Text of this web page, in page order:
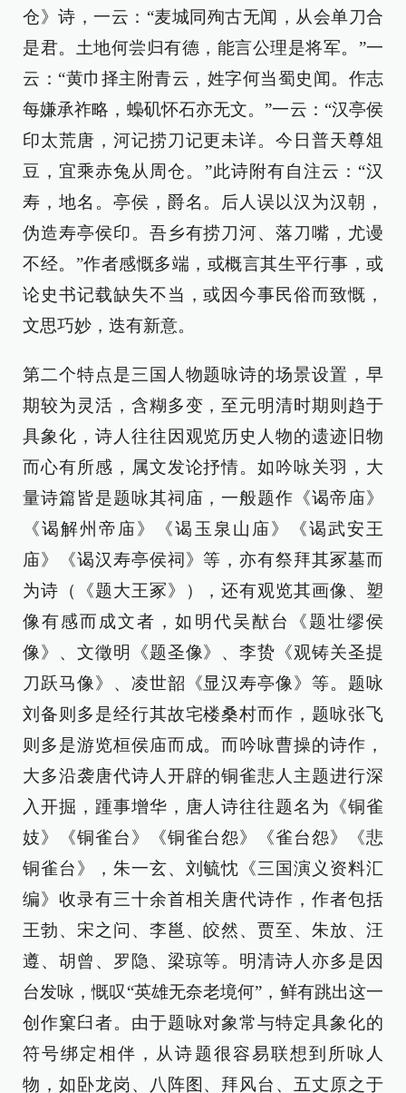
仓》诗，一云：“麦城同殉古无闻，从会单刀合
是君。土地何尝归有德，能言公理是将军。”一
云：“黄巾择主附青云，姓字何当蜀史闻。作志
每嫌承祚略，蟂矶怀石亦无文。”一云：“汉亭侯
印太荒唐，河记捞刀记更未详。今日普天尊俎
豆，宜乘赤兔从周仓。”此诗附有自注云：“汉
寿，地名。亭侯，爵名。后人误以汉为汉朝，
伪造寿亭侯印。吾乡有捞刀河、落刀嘴，尤谩
不经。”作者感慨多端，或概言其生平行事，或
论史书记载缺失不当，或因今事民俗而致慨，
文思巧妙，迭有新意。
第二个特点是三国人物题咏诗的场景设置，早
期较为灵活，含糊多变，至元明清时期则趋于
具象化，诗人往往因观览历史人物的遗迹旧物
而心有所感，属文发论抒情。如吟咏关羽，大
量诗篇皆是题咏其祠庙，一般题作《谒帝庙》
《谒解州帝庙》《谒玉泉山庙》《谒武安王
庙》《谒汉寿亭侯祠》等，亦有祭拜其冢墓而
为诗（《题大王冢》），还有观览其画像、塑
像有感而成文者，如明代吴猷台《题壮缪侯
像》、文徵明《题圣像》、李贽《观铸关圣提
刀跃马像》、凌世韶《显汉寿亭像》等。题咏
刘备则多是经行其故宅楼桑村而作，题咏张飞
则多是游览桓侯庙而成。而吟咏曹操的诗作，
大多沿袭唐代诗人开辟的铜雀悲人主题进行深
入开掘，踵事增华，唐人诗往往题名为《铜雀
妓》《铜雀台》《铜雀台怨》《雀台怨》《悲
铜雀台》，朱一玄、刘毓忱《三国演义资料汇
编》收录有三十余首相关唐代诗作，作者包括
王勃、宋之问、李邕、皎然、贾至、朱放、汪
遵、胡曾、罗隐、梁琼等。明清诗人亦多是因
台发咏，慨叹“英雄无奈老境何”，鲜有跳出这一
创作窠臼者。由于题咏对象常与特定具象化的
符号绑定相伴，从诗题很容易联想到所咏人
物，如卧龙岗、八阵图、拜风台、五丈原之于